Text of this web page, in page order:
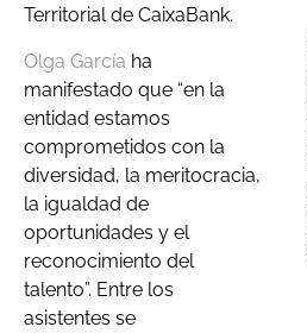
Territorial de CaixaBank.
Olga García ha
manifestado que “en la
entidad estamos
comprometidos con la
diversidad, la meritocracia,
la igualdad de
oportunidades y el
reconocimiento del
talento”. Entre los
asistentes se